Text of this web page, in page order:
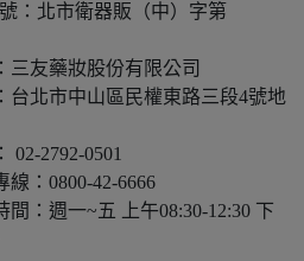
：北市衛器販（中）字第
友藥妝股份有限公司
北市中山區民權東路三段4號地
2792-0501
：0800-42-6666
：週一~五 上午08:30-12:30 下